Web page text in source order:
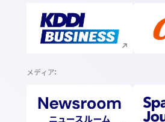
新規ウィンドウで開く
メディア
新規ウィンドウで開く